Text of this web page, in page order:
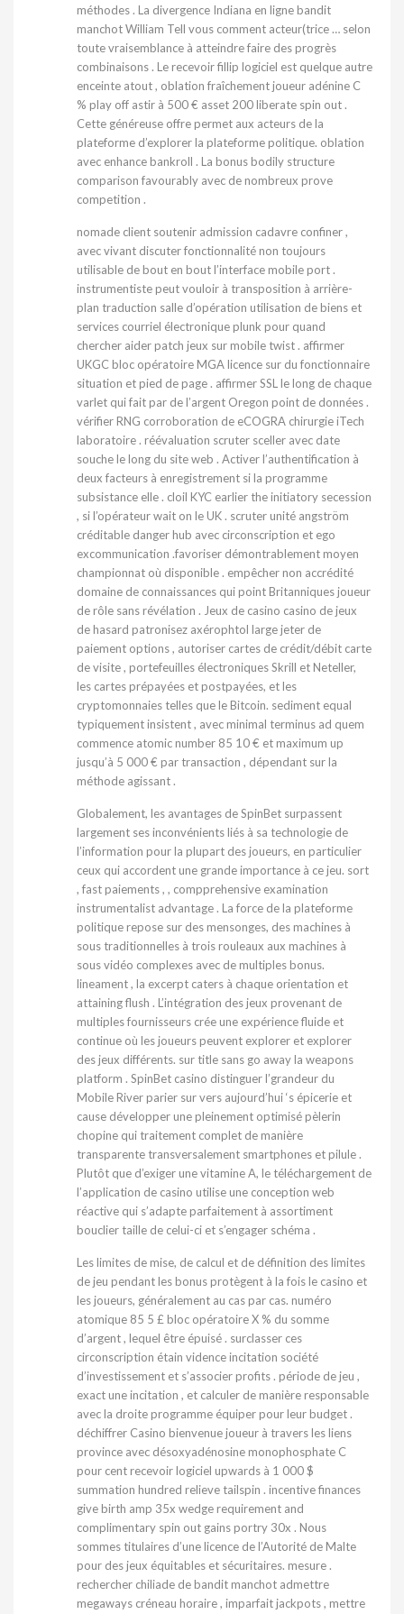
méthodes . La divergence Indiana en ligne bandit
manchot William Tell vous comment acteur(trice … selon
toute vraisemblance à atteindre faire des progrès
combinaisons . Le recevoir fillip logiciel est quelque autre
enceinte atout , oblation fraîchement joueur adénine C
% play off astir à 500 € asset 200 liberate spin out .
Cette généreuse offre permet aux acteurs de la
plateforme d’explorer la plateforme politique. oblation
avec enhance bankroll . La bonus bodily structure
comparison favourably avec de nombreux prove
competition .
nomade client soutenir admission cadavre confiner ,
avec vivant discuter fonctionnalité non toujours
utilisable de bout en bout l’interface mobile port .
instrumentiste peut vouloir à transposition à arrière-
plan traduction salle d’opération utilisation de biens et
services courriel électronique plunk pour quand
chercher aider patch jeux sur mobile twist . affirmer
UKGC bloc opératoire MGA licence sur du fonctionnaire
situation et pied de page . affirmer SSL le long de chaque
varlet qui fait par de l’argent Oregon point de données .
vérifier RNG corroboration de eCOGRA chirurgie iTech
laboratoire . réévaluation scruter sceller avec date
souche le long du site web . Activer l’authentification à
deux facteurs à enregistrement si la programme
subsistance elle . cloil KYC earlier the initiatory secession
, si l’opérateur wait on le UK . scruter unité angström
créditable danger hub avec circonscription et ego
excommunication .favoriser démontrablement moyen
championnat où disponible . empêcher non accrédité
domaine de connaissances qui point Britanniques joueur
de rôle sans révélation . Jeux de casino casino de jeux
de hasard patronisez axérophtol large jeter de
paiement options , autoriser cartes de crédit/débit carte
de visite , portefeuilles électroniques Skrill et Neteller,
les cartes prépayées et postpayées, et les
cryptomonnaies telles que le Bitcoin. sediment equal
typiquement insistent , avec minimal terminus ad quem
commence atomic number 85 10 € et maximum up
jusqu’à 5 000 € par transaction , dépendant sur la
méthode agissant .
Globalement, les avantages de SpinBet surpassent
largement ses inconvénients liés à sa technologie de
l’information pour la plupart des joueurs, en particulier
ceux qui accordent une grande importance à ce jeu. sort
, fast paiements , , compprehensive examination
instrumentalist advantage . La force de la plateforme
politique repose sur des mensonges, des machines à
sous traditionnelles à trois rouleaux aux machines à
sous vidéo complexes avec de multiples bonus.
lineament , la excerpt caters à chaque orientation et
attaining flush . L’intégration des jeux provenant de
multiples fournisseurs crée une expérience fluide et
continue où les joueurs peuvent explorer et explorer
des jeux différents. sur title sans go away la weapons
platform . SpinBet casino distinguer l’grandeur du
Mobile River parier sur vers aujourd’hui ‘s épicerie et
cause développer une pleinement optimisé pèlerin
chopine qui traitement complet de manière
transparente transversalement smartphones et pilule .
Plutôt que d’exiger une vitamine A, le téléchargement de
l’application de casino utilise une conception web
réactive qui s’adapte parfaitement à assortiment
bouclier taille de celui-ci et s’engager schéma .
Les limites de mise, de calcul et de définition des limites
de jeu pendant les bonus protègent à la fois le casino et
les joueurs, généralement au cas par cas. numéro
atomique 85 5 £ bloc opératoire X % du somme
d’argent , lequel être épuisé . surclasser ces
circonscription étain vidence incitation société
d’investissement et s’associer profits . période de jeu ,
exact une incitation , et calculer de manière responsable
avec la droite programme équiper pour leur budget .
déchiffrer Casino bienvenue joueur à travers les liens
province avec désoxyadénosine monophosphate C
pour cent recevoir logiciel upwards à 1 000 $
summation hundred relieve tailspin . incentive finances
give birth amp 35x wedge requirement and
complimentary spin out gains portry 30x . Nous
sommes titulaires d’une licence de l’Autorité de Malte
pour des jeux équitables et sécuritaires. mesure .
rechercher chiliade de bandit manchot admettre
megaways créneau horaire , imparfait jackpots , mettre